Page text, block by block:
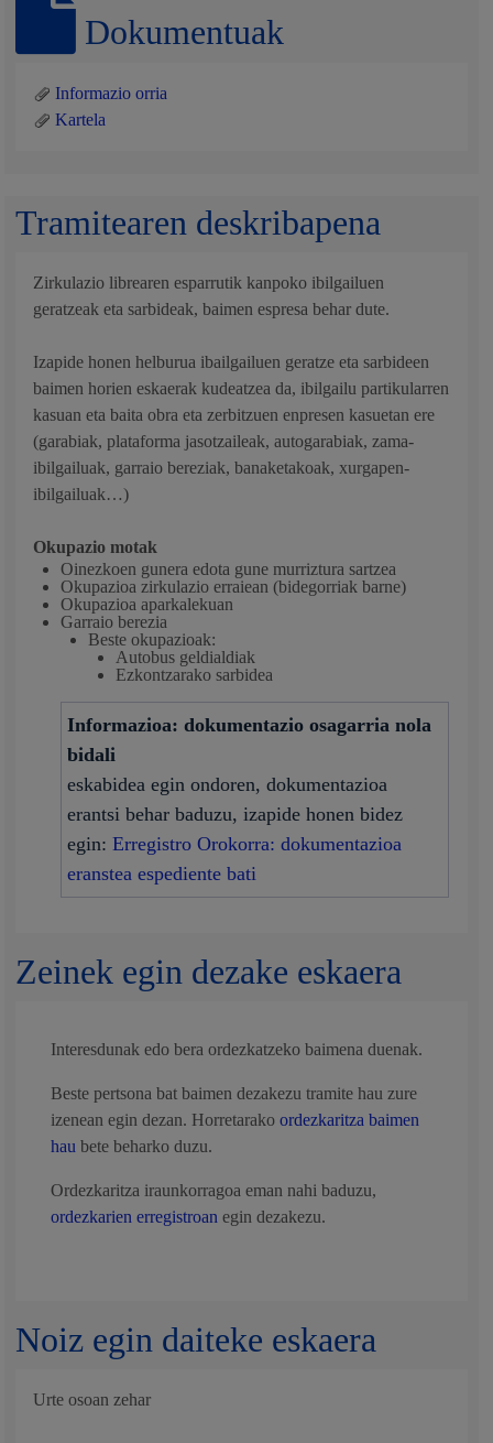
Dokumentuak
Informazio orria
Kartela
Tramitearen deskribapena
Zirkulazio librearen esparrutik kanpoko ibilgailuen
geratzeak eta sarbideak, baimen espresa behar dute.
Izapide honen helburua ibailgailuen geratze eta sarbideen
baimen horien eskaerak kudeatzea da, ibilgailu partikularren
kasuan eta baita obra eta zerbitzuen enpresen kasuetan ere
(garabiak, plataforma jasotzaileak, autogarabiak, zama-
ibilgailuak, garraio bereziak, banaketakoak, xurgapen-
ibilgailuak…)
Okupazio motak
Oinezkoen gunera edota gune murriztura sartzea
Okupazioa zirkulazio erraiean (bidegorriak barne)
Okupazioa aparkalekuan
Garraio berezia
Beste okupazioak:
Autobus geldialdiak
Ezkontzarako sarbidea
Informazioa: dokumentazio osagarria nola
bidali
eskabidea egin ondoren, dokumentazioa
erantsi behar baduzu, izapide honen bidez
egin:Erregistro Orokorra: dokumentazioa
eranstea espediente bati
Zeinek egin dezake eskaera
Interesdunak edo bera ordezkatzeko baimena duenak.
Beste pertsona bat baimen dezakezu tramite hau zure
izenean egin dezan. Horretarakoordezkaritza baimen
hau bete beharko duzu.
Ordezkaritza iraunkorragoa eman nahi baduzu,
ordezkarien erregistroan egin dezakezu.
Noiz egin daiteke eskaera
Urte osoan zehar